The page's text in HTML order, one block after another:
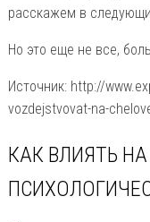
расскажем в
Но это еще не все,
Источник: http://
vozdejstvovat-na-
КАК ВЛИЯТЬ